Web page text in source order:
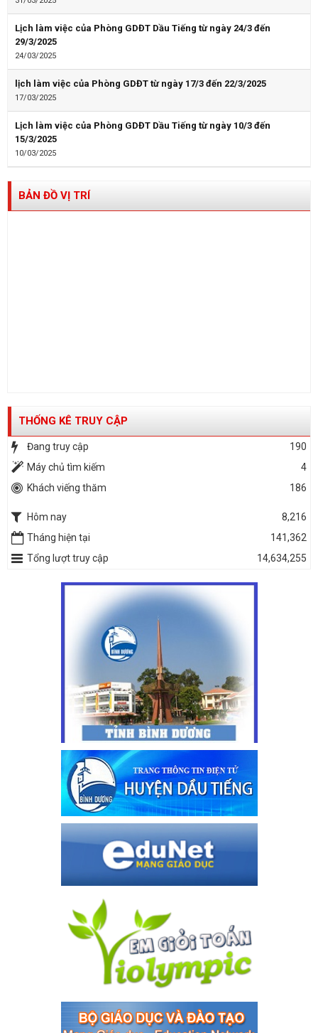
Lịch làm việc của Phòng GDĐT Dầu Tiếng từ ngày 24/3 đến
29/3/2025
24/03/2025
lịch làm việc của Phòng GDĐT từ ngày 17/3 đến 22/3/2025
17/03/2025
Lịch làm việc của Phòng GDĐT Dầu Tiếng từ ngày 10/3 đến
15/3/2025
10/03/2025
BẢN ĐỒ VỊ TRÍ
THỐNG KÊ TRUY CẬP
Đang truy cập
190
Máy chủ tìm kiếm
4
Khách viếng thăm
186
Hôm nay
8,216
Tháng hiện tại
141,362
Tổng lượt truy cập
14,634,255